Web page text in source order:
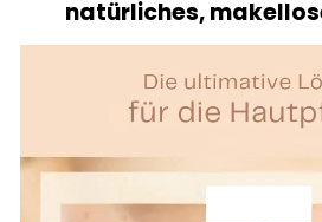
natürliches,